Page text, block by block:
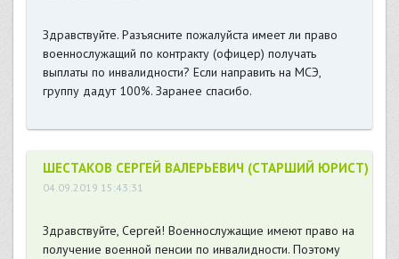
Здравствуйте. Разъясните пожалуйста имеет ли право
военнослужащий по контракту (офицер) получать
выплаты по инвалидности? Если направить на МСЭ,
группу дадут 100%. Заранее спасибо.
ШЕСТАКОВ СЕРГЕЙ ВАЛЕРЬЕВИЧ (СТАРШИЙ ЮРИСТ)
04.09.2019 15:43:31
Здравствуйте, Сергей! Военнослужащие имеют право на
получение военной пенсии по инвалидности. Поэтому